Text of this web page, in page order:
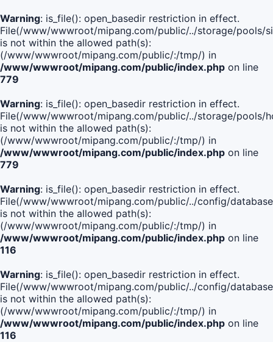
Warning: is_file(): open_basedir restriction in effect.
File(/www/wwwroot/mipang.com/public/../storage/pools/
is not within the allowed path(s):
(/www/wwwroot/mipang.com/public/:/tmp/) in
/www/wwwroot/mipang.com/public/index.php on line
779
Warning: is_file(): open_basedir restriction in effect.
File(/www/wwwroot/mipang.com/public/../storage/pools/
is not within the allowed path(s):
(/www/wwwroot/mipang.com/public/:/tmp/) in
/www/wwwroot/mipang.com/public/index.php on line
779
Warning: is_file(): open_basedir restriction in effect.
File(/www/wwwroot/mipang.com/public/../config/
is not within the allowed path(s):
(/www/wwwroot/mipang.com/public/:/tmp/) in
/www/wwwroot/mipang.com/public/index.php on line
116
Warning: is_file(): open_basedir restriction in effect.
File(/www/wwwroot/mipang.com/public/../config/
is not within the allowed path(s):
(/www/wwwroot/mipang.com/public/:/tmp/) in
/www/wwwroot/mipang.com/public/index.php on line
116